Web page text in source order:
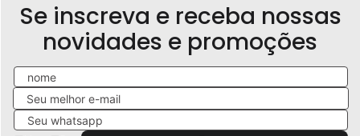
Se inscreva e receba nossas
novidades e promoções